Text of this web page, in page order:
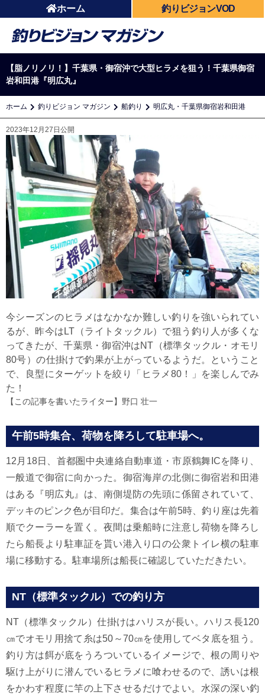
ホーム 釣りビジョンVOD
【脂ノリノリ！】千葉県・御宿沖で大型ヒラメを狙う！千葉県御宿
岩和田港『明広丸』
ホーム 釣りビジョン マガジン 船釣り 明広丸・千葉県御宿岩和田港
2023年12月27日公開
今シーズンのヒラメはなかなか難しい釣りを強いられてい
るが、昨今はLT（ライトタックル）で狙う釣り人が多くな
ってきたが、千葉県・御宿沖はNT（標準タックル・オモリ
80号）の仕掛けで釣果が上がっているようだ。ということ
で、良型にターゲットを絞り「ヒラメ80！」を楽しんでみ
た！
【この記事を書いたライター】 野口 壮一
午前5時集合、荷物を降ろして駐車場へ。
12月18日、首都圏中央連絡自動車道・市原鶴舞ICを降り、
一般道で御宿に向かった。御宿海岸の北側に御宿岩和田港
はある『明広丸』は、南側堤防の先頭に係留されていて、
デッキのピンク色が目印だ。集合は午前5時、釣り座は先着
順でクーラーを置く。夜間は乗船時に注意し荷物を降ろし
たら船長より駐車証を貰い港入り口の公衆トイレ横の駐車
場に移動する。駐車場所は船長に確認していただきたい。
NT（標準タックル）での釣り方
NT（標準タックル）仕掛けはハリスが長い。ハリス長120
㎝でオモリ用捨て糸は50～70㎝を使用してベタ底を狙う。
釣り方は餌が底をうろついているイメージで、根の周りや
駆け上がりに潜んでいるヒラメに喰わせるので、誘いは根
をかわす程度に竿の上下させるだけでよい。水深の深い釣